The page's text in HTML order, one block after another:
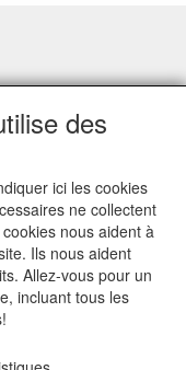
des
ici les cookies
ne collectent
nous aident à
Ils nous aident
Allez-vous pour un
incluant tous les